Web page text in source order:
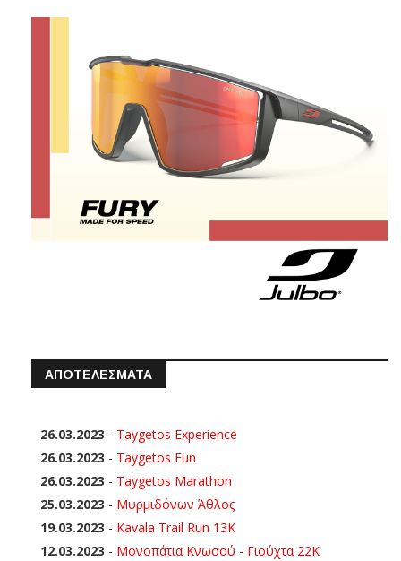
ΑΠΟΤΕΛΕΣΜΑΤΑ
26.03.2023 - Taygetos Experience
26.03.2023 - Taygetos Fun
26.03.2023 - Taygetos Marathon
25.03.2023 - Μυρμιδόνων Άθλος
19.03.2023 - Kavala Trail Run 13K
12.03.2023 - Μονοπάτια Κνωσού - Γιούχτα 22Κ